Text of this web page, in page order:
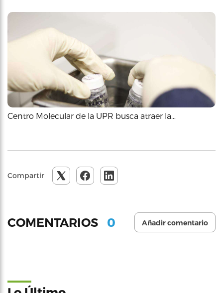
Centro Molecular de la UPR busca atraer la…
Compartir
COMENTARIOS 0 Añadir comentario